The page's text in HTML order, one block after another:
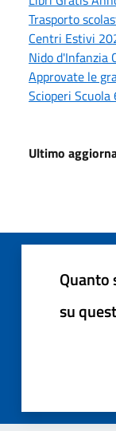
Trasporto
Centri Estivi
Nido d'Infanzia
Approvate le
Scioperi
Ultimo
Quanto
su